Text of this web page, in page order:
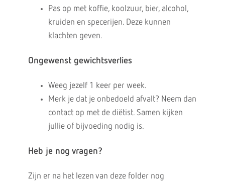
Pas op met koffie, koolzuur, bier, alcohol,
kruiden en specerijen. Deze kunnen
klachten geven.
Ongewenst gewichtsverlies
Weeg jezelf 1 keer per week.
Merk je dat je onbedoeld afvalt? Neem dan
contact op met de diëtist. Samen kijken
jullie of bijvoeding nodig is.
Heb je nog vragen?
Zijn er na het lezen van deze folder nog